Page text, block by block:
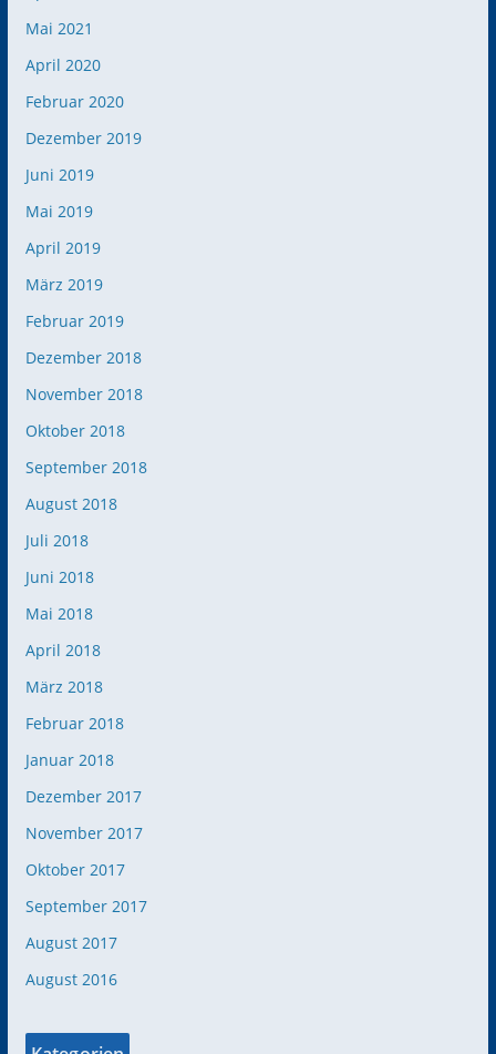
Mai 2021
April 2020
Februar 2020
Dezember 2019
Juni 2019
Mai 2019
April 2019
März 2019
Februar 2019
Dezember 2018
November 2018
Oktober 2018
September 2018
August 2018
Juli 2018
Juni 2018
Mai 2018
April 2018
März 2018
Februar 2018
Januar 2018
Dezember 2017
November 2017
Oktober 2017
September 2017
August 2017
August 2016